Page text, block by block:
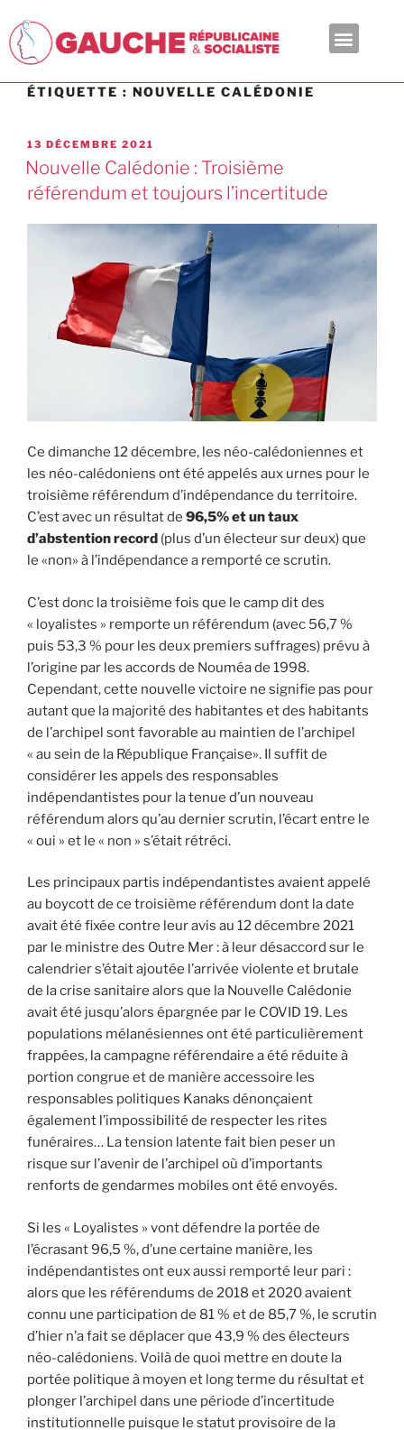
ÉTIQUETTE : NOUVELLE CALÉDONIE
13 DÉCEMBRE 2021
Nouvelle Calédonie : Troisième
référendum et toujours l’incertitude
Ce dimanche 12 décembre, les néo-calédoniennes et
les néo-calédoniens ont été appelés aux urnes pour le
troisième référendum d’indépendance du territoire.
C’est avec un résultat de 96,5% et un taux
d’abstention record (plus d’un électeur sur deux) que
le «non» à l’indépendance a remporté ce scrutin.
C’est donc la troisième fois que le camp dit des
« loyalistes » remporte un référendum (avec 56,7 %
puis 53,3 % pour les deux premiers suffrages) prévu à
l’origine par les accords de Nouméa de 1998.
Cependant, cette nouvelle victoire ne signifie pas pour
autant que la majorité des habitantes et des habitants
de l’archipel sont favorable au maintien de l’archipel
« au sein de la République Française». Il suffit de
considérer les appels des responsables
indépendantistes pour la tenue d’un nouveau
référendum alors qu’au dernier scrutin, l’écart entre le
« oui » et le « non » s’était rétréci.
Les principaux partis indépendantistes avaient appelé
au boycott de ce troisième référendum dont la date
avait été fixée contre leur avis au 12 décembre 2021
par le ministre des Outre Mer : à leur désaccord sur le
calendrier s’était ajoutée l’arrivée violente et brutale
de la crise sanitaire alors que la Nouvelle Calédonie
avait été jusqu’alors épargnée par le COVID 19. Les
populations mélanésiennes ont été particulièrement
frappées, la campagne référendaire a été réduite à
portion congrue et de manière accessoire les
responsables politiques Kanaks dénonçaient
également l’impossibilité de respecter les rites
funéraires… La tension latente fait bien peser un
risque sur l’avenir de l’archipel où d’importants
renforts de gendarmes mobiles ont été envoyés.
Si les « Loyalistes » vont défendre la portée de
l’écrasant 96,5 %, d’une certaine manière, les
indépendantistes ont eux aussi remporté leur pari :
alors que les référendums de 2018 et 2020 avaient
connu une participation de 81 % et de 85,7 %, le scrutin
d’hier n’a fait se déplacer que 43,9 % des électeurs
néo-calédoniens. Voilà de quoi mettre en doute la
portée politique à moyen et long terme du résultat et
plonger l’archipel dans une période d’incertitude
institutionnelle puisque le statut provisoire de la